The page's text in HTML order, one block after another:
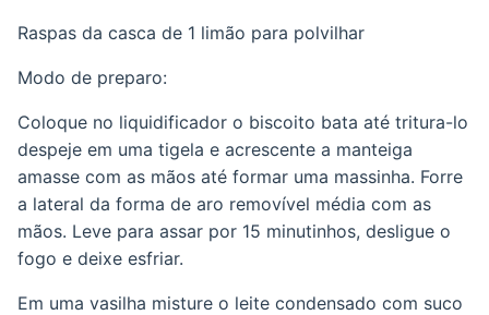
Raspas da casca de 1 limão para polvilhar
Modo de preparo:
Coloque no liquidificador o biscoito bata até tritura-lo
despeje em uma tigela e acrescente a manteiga
amasse com as mãos até formar uma massinha. Forre
a lateral da forma de aro removível média com as
mãos. Leve para assar por 15 minutinhos, desligue o
fogo e deixe esfriar.
Em uma vasilha misture o leite condensado com suco